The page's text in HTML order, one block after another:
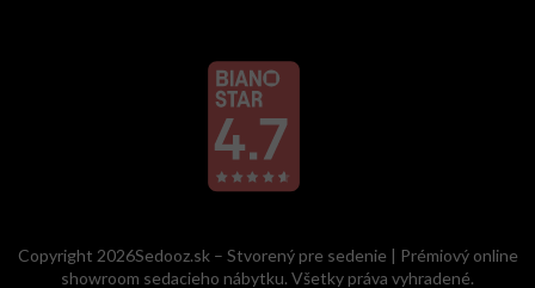
Copyright 2026Sedooz.sk – Stvorený pre sedenie | Prémiový online
showroom sedacieho nábytku. Všetky práva vyhradené.